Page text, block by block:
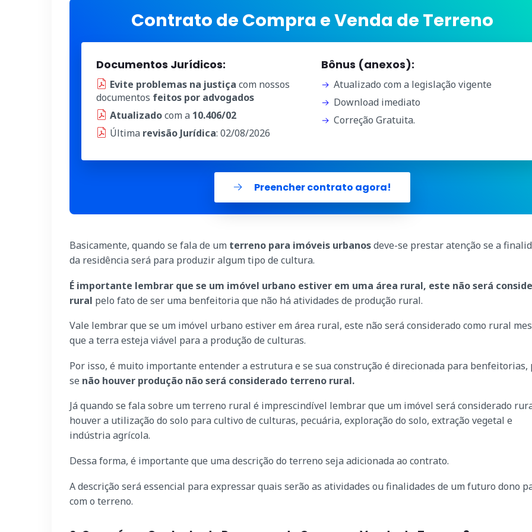
Contrato de Compra e Venda de Terreno
Documentos Jurídicos:
Evite problemas na justiça com nossos
documentos feitos por advogados
Atualizadocom a 10.406/02
Última revisão Jurídica: 02/08/2026
Bônus (anexos):
Atualizado com a legislação vigente
Download imediato
Correção Gratuita.
Preencher contrato agora!
Basicamente, quando se fala de um terreno para imóveis urbanosdeve-se prestar atenção se a
da residência será para produzir algum tipo de cultura.
É importante lembrar que se um imóvel urbano estiver em uma área rural, este não será
rural pelo fato de ser uma benfeitoria que não há atividades de produção rural.
Vale lembrar que se um imóvel urbano estiver em área rural, este não será considerado como rural
que a terra esteja viável para a produção de culturas.
Por isso, é muito importante entender a estrutura e se sua construção é direcionada para benfeitorias,
se não houver produção não será considerado terreno rural.
Já quando se fala sobre um terreno rural é imprescindível lembrar que um imóvel será considerado
houver a utilização do solo para cultivo de culturas, pecuária, exploração do solo, extração vegetal e
indústria agrícola.
Dessa forma, é importante que uma descrição do terreno seja adicionada ao contrato.
A descrição será essencial para expressar quais serão as atividades ou finalidades de um futuro dono
com o terreno.